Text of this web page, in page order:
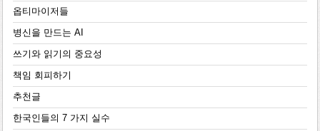
옵티마이저들
병신을 만드는 AI
쓰기와 읽기의 중요성
책임 회피하기
추천글
한국인들의 7 가지 실수